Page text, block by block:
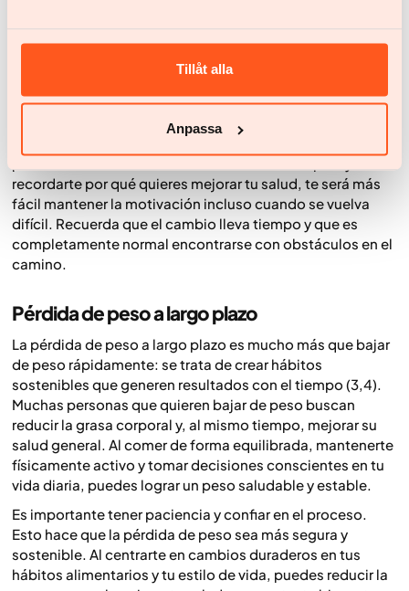
Tillåt alla
Anpassa
cambios en alimentación, movimiento y recuperación,
mejorar tu salud a largo plazo.¡Déjate inspirar por los
viajes de salud de otras personas!
El apoyo de amigos, familia o profesionales también
recordarte por qué quieres mejorar tu salud, te será más
fácil mantener la motivación incluso cuando se vuelva
difícil. Recuerda que el cambio lleva tiempo y que es
completamente normal encontrarse con obstáculos en el
camino.
Pérdida de peso a largo plazo
La pérdida de peso a largo plazo es mucho más que bajar
de peso rápidamente: se trata de crear hábitos
sostenibles que generen resultados con el tiempo (3,4).
Muchas personas que quieren bajar de peso buscan
reducir la grasa corporal y, al mismo tiempo, mejorar su
salud general. Al comer de forma equilibrada, mantenerte
físicamente activo y tomar decisiones conscientes en tu
vida diaria, puedes lograr un peso saludable y estable.
Es importante tener paciencia y confiar en el proceso.
Esto hace que la pérdida de peso sea más segura y
sostenible. Al centrarte en cambios duraderos en tus
hábitos alimentarios y tu estilo de vida, puedes reducir la